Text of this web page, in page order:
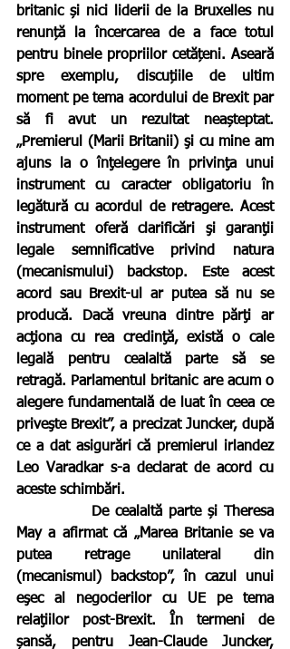
britanic și nici liderii de la Bruxelles nu
renunță la încercarea de a face totul
pentru binele propriilor cetățeni. Aseară
spre exemplu, discuțiile de ultim
moment pe tema acordului de Brexit par
să fi avut un rezultat neașteptat.
„Premierul (Marii Britanii) şi cu mine am
ajuns la o înţelegere în privinţa unui
instrument cu caracter obligatoriu în
legătură cu acordul de retragere. Acest
instrument oferă clarificări şi garanţii
legale semnificative privind natura
(mecanismului) backstop. Este acest
acord sau Brexit-ul ar putea să nu se
producă. Dacă vreuna dintre părţi ar
acţiona cu rea credinţă, există o cale
legală pentru cealaltă parte să se
retragă. Parlamentul britanic are acum o
alegere fundamentală de luat în ceea ce
priveşte Brexit”, a precizat Juncker, după
ce a dat asigurări că premierul irlandez
Leo Varadkar s-a declarat de acord cu
aceste schimbări.
May a afirmat că „Marea Britanie se va
putea retrage unilateral din
(mecanismul) backstop”, în cazul unui
eşec al negocierilor cu UE pe tema
relaţiilor post-Brexit. În termeni de
șansă, pentru Jean-Claude Juncker,